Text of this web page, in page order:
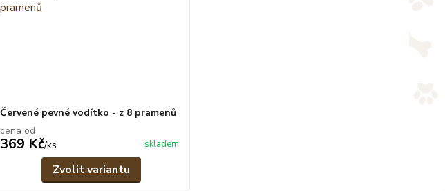
Červené pevné vodítko - z 8 pramenů
cena od
369 Kč/ks skladem
Zvolit variantu